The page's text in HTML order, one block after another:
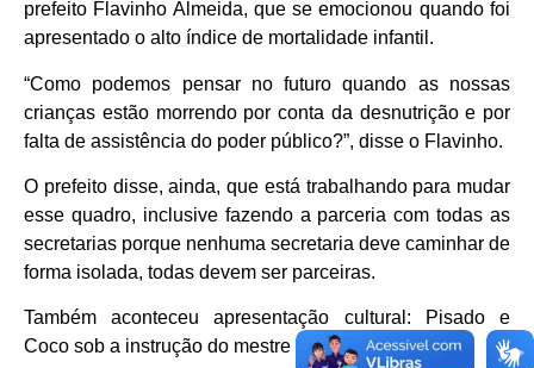
prefeito Flavinho Almeida, que se emocionou quando foi
apresentado o alto índice de mortalidade infantil.
“Como podemos pensar no futuro quando as nossas
crianças estão morrendo por conta da desnutrição e por
falta de assistência do poder público?”, disse o Flavinho.
O prefeito disse, ainda, que está trabalhando para mudar
esse quadro, inclusive fazendo a parceria com todas as
secretarias porque nenhuma secretaria deve caminhar de
forma isolada, todas devem ser parceiras.
Também aconteceu apresentação cultural: Pisado e
Coco sob a instrução do mestre Laércio de Bamba.